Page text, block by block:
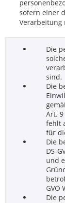
sofern einer
Die
sind.
Die
Art. 9
fehlt
für
Die
DS-
und
GVO
Die